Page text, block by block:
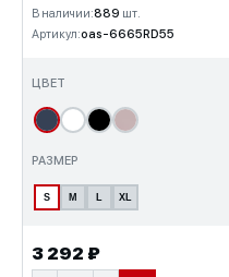
В наличии:889 шт.
Артикул:oas-6665RD55
ЦВЕТ
РАЗМЕР
S M L XL
3 292 ₽